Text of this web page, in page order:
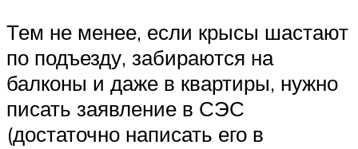
Тем не менее, если крысы шастают
по подъезду, забираются на
балконы и даже в квартиры, нужно
писать заявление в СЭС
(достаточно написать его в